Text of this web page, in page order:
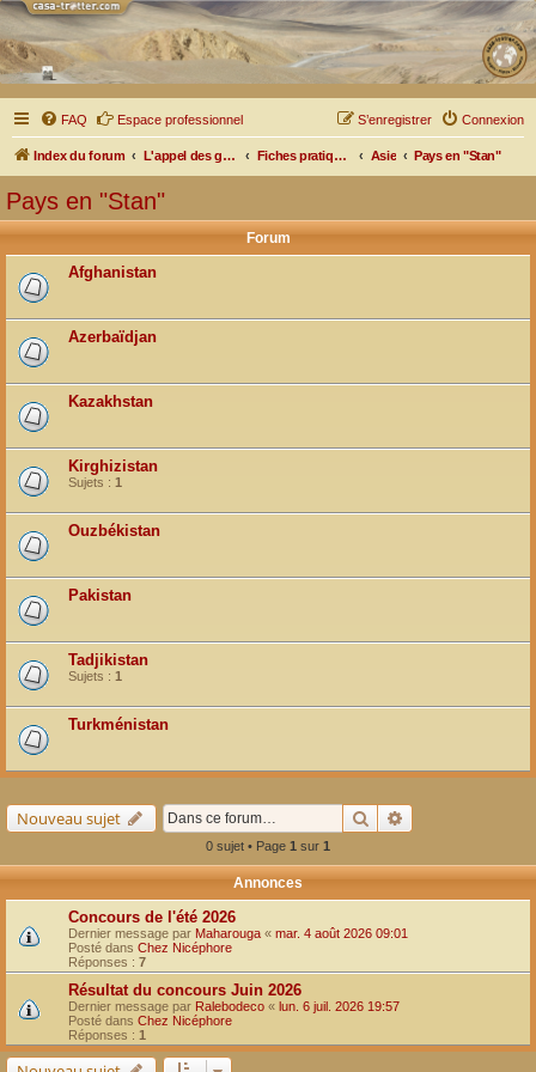
FAQ Espace professionnel Connexion
S’enregistrer
Index du forum L'appel des grands espaces Fiches pratiques par pays, pistes et bivouacs Asie Pays en "Stan"
Pays en "Stan"
Forum
Afghanistan
Azerbaïdjan
Kazakhstan
Kirghizistan
Sujets : 1
Ouzbékistan
Pakistan
Tadjikistan
Sujets : 1
Turkménistan
Nouveau sujet Rechercher
0 sujet • Page 1 sur 1
Annonces
Concours de l'été 2026
Dernier message par Maharouga « mar. 4 août 2026 09:01
Posté dans Chez Nicéphore
Réponses : 7
Résultat du concours Juin 2026
Dernier message par Ralebodeco « lun. 6 juil. 2026 19:57
Posté dans Chez Nicéphore
Réponses : 1